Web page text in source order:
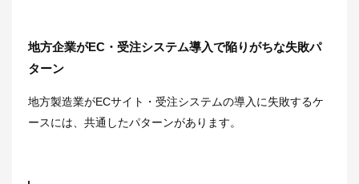
地方企業がEC・受注システム導入で陥りがちな失敗パ
ターン
地方製造業がECサイト・受注システムの導入に失敗するケ
ースには、共通したパターンがあります。